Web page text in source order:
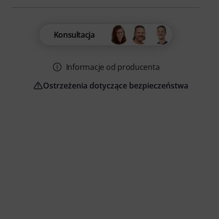
Konsultacja
Informacje od producenta
Ostrzeżenia dotyczące bezpieczeństwa